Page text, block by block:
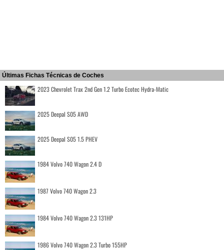
Últimas Fichas Técnicas de Coches
2023 Chevrolet Trax 2nd Gen 1.2 Turbo Ecotec Hydra-Matic
2025 Deepal S05 AWD
2025 Deepal S05 1.5 PHEV
1984 Volvo 740 Wagon 2.4 D
1987 Volvo 740 Wagon 2.3
1984 Volvo 740 Wagon 2.3 131HP
1986 Volvo 740 Wagon 2.3 Turbo 155HP